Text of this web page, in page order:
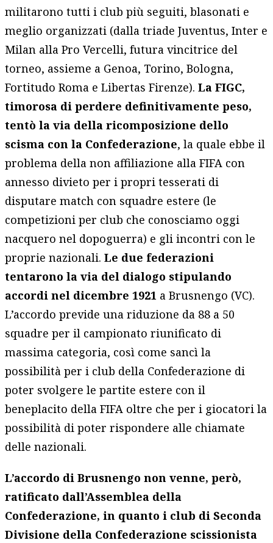
militarono tutti i club più seguiti, blasonati e
meglio organizzati (dalla triade Juventus, Inter e
Milan alla Pro Vercelli, futura vincitrice del
torneo, assieme a Genoa, Torino, Bologna,
Fortitudo Roma e Libertas Firenze).La FIGC,
timorosa di perdere definitivamente peso,
tentò la via della ricomposizione dello
scisma con la Confederazione, la quale ebbe il
problema della non affiliazione alla FIFA con
annesso divieto per i propri tesserati di
disputare match con squadre estere (le
competizioni per club che conosciamo oggi
nacquero nel dopoguerra) e gli incontri con le
proprie nazionali.Le due federazioni
tentarono la via del dialogo stipulando
accordi nel dicembre 1921 a Brusnengo (VC).
L’accordo previde una riduzione da 88 a 50
squadre per il campionato riunificato di
massima categoria, così come sancì la
possibilità per i club della Confederazione di
poter svolgere le partite estere con il
beneplacito della FIFA oltre che per i giocatori la
possibilità di poter rispondere alle chiamate
delle nazionali.
L’accordo di Brusnengo non venne, però,
ratificato dall’Assemblea della
Confederazione, in quanto i club di Seconda
Divisione della Confederazione scissionista